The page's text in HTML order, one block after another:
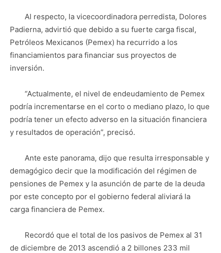
Al respecto, la vicecoordinadora perredista, Dolores
Padierna, advirtió que debido a su fuerte carga fiscal,
Petróleos Mexicanos (Pemex) ha recurrido a los
financiamientos para financiar sus proyectos de
inversión.
“Actualmente, el nivel de endeudamiento de Pemex
podría incrementarse en el corto o mediano plazo, lo que
podría tener un efecto adverso en la situación financiera
y resultados de operación”, precisó.
Ante este panorama, dijo que resulta irresponsable y
demagógico decir que la modificación del régimen de
pensiones de Pemex y la asunción de parte de la deuda
por este concepto por el gobierno federal aliviará la
carga financiera de Pemex.
Recordó que el total de los pasivos de Pemex al 31
de diciembre de 2013 ascendió a 2 billones 233 mil